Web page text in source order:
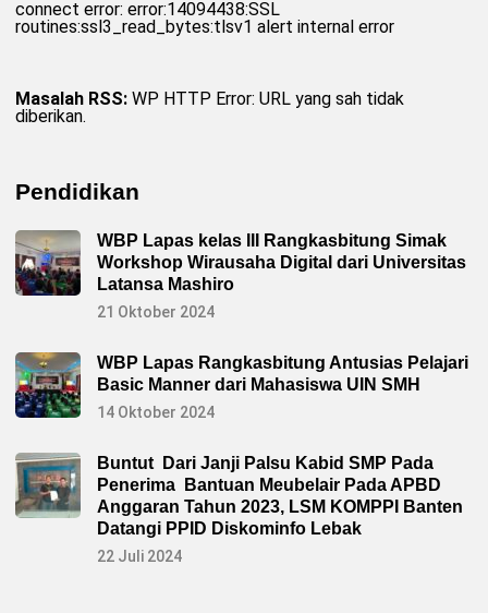
K
a
t
e
a
e
g
e
r
u
k
a
n
o
r
d
i
n
connect error: error:14094438:SSL
routines:ssl3_read_bytes:tlsv1 alert internal error
Masalah RSS: WP HTTP Error: URL yang sah tidak
diberikan.
Pendidikan
WBP Lapas kelas III Rangkasbitung Simak
Workshop Wirausaha Digital dari Universitas
Latansa Mashiro
21 Oktober 2024
WBP Lapas Rangkasbitung Antusias Pelajari
Basic Manner dari Mahasiswa UIN SMH
14 Oktober 2024
Buntut Dari Janji Palsu Kabid SMP Pada
Penerima Bantuan Meubelair Pada APBD
Anggaran Tahun 2023, LSM KOMPPI Banten
Datangi PPID Diskominfo Lebak
22 Juli 2024